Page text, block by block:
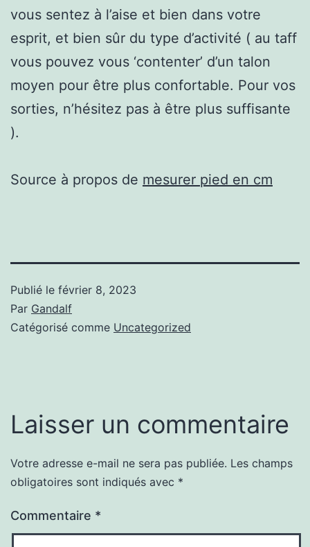
vous sentez à l’aise et bien dans votre
esprit, et bien sûr du type d’activité ( au taff
vous pouvez vous ‘contenter’ d’un talon
moyen pour être plus confortable. Pour vos
sorties, n’hésitez pas à être plus suffisante
).
Source à propos de mesurer pied en cm
Publié le février 8, 2023
Par Gandalf
Catégorisé comme Uncategorized
Laisser un commentaire
Votre adresse e-mail ne sera pas publiée. Les champs
obligatoires sont indiqués avec *
Commentaire *